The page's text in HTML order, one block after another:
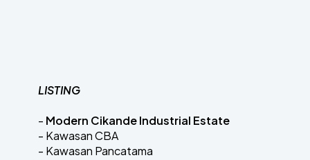
LISTING
- Modern Cikande Industrial Estate
- Kawasan CBA
- Kawasan Pancatama